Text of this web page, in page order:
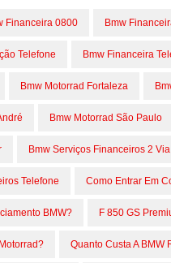
Financeira 0800 Bmw
Telefone Bmw Financeira
Bmw Motorrad Fortaleza
Bmw Motorrad São Paulo
Bmw Serviços Financeiros 2
Telefone Como Entrar Em
BMW? F 850 GS
Quanto Custa A BMW